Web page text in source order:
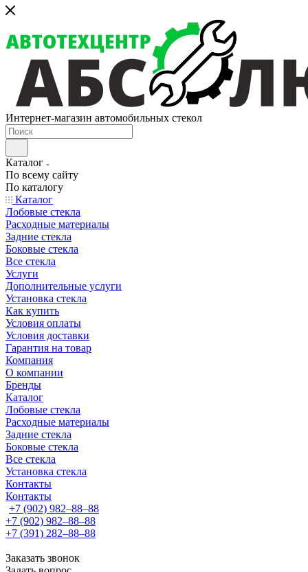
Интернет-магазин автомобильных стекол
Каталог
По всему сайту
По каталогу
Каталог
Лобовые стекла
Расходные материалы
Задние стекла
Боковые стекла
Все стекла
Услуги
Дополнительные услуги
Установка стекла
Как купить
Условия оплаты
Условия доставки
Гарантия на товар
Компания
О компании
Бренды
Каталог
Лобовые стекла
Расходные материалы
Задние стекла
Боковые стекла
Все стекла
Установка стекла
Контакты
Контакты
+7 (902) 982‒88‒88
+7 (902) 982‒88‒88
+7 (391) 282‒88‒88
Заказать звонок